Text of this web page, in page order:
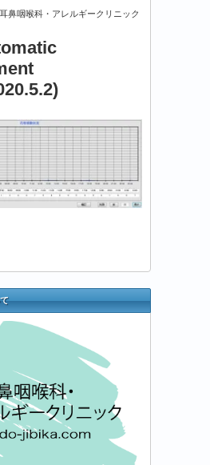
鼻咽喉科・アレルギークリニック